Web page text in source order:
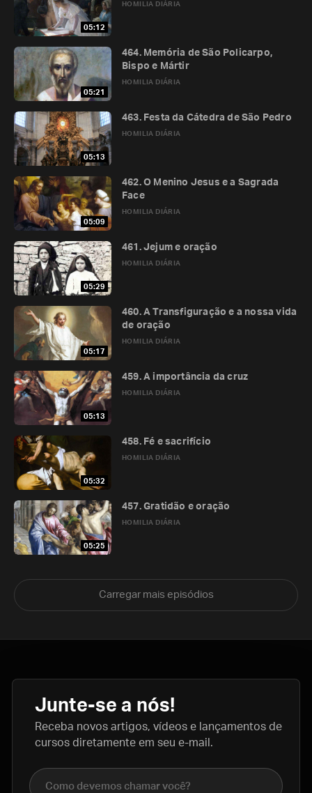
05:12
HOMILIA DIÁRIA
05:21
HOMILIA DIÁRIA
464. Memória de São Policarpo,
Bispo e Mártir
05:13
HOMILIA DIÁRIA
463. Festa da Cátedra de São Pedro
05:09
HOMILIA DIÁRIA
462. O Menino Jesus e a Sagrada
Face
05:29
HOMILIA DIÁRIA
461. Jejum e oração
05:17
HOMILIA DIÁRIA
460. A Transfiguração e a nossa vida
de oração
05:13
HOMILIA DIÁRIA
459. A importância da cruz
05:32
HOMILIA DIÁRIA
458. Fé e sacrifício
05:25
HOMILIA DIÁRIA
457. Gratidão e oração
Carregar mais episódios
Junte-se a nós!
Receba novos artigos, vídeos e lançamentos de
cursos diretamente em seu e-mail.
Nome completo